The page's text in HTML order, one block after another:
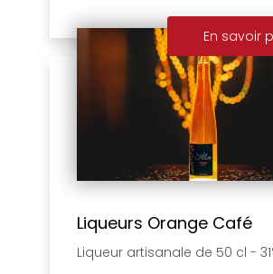
En savoir
Liqueurs Orange Café
Liqueur artisanale de 50 cl -